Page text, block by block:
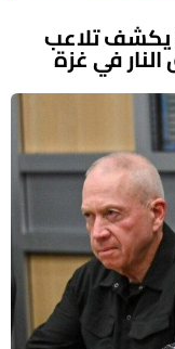
يكشف تلاعب
في غزة